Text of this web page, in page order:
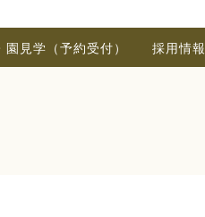
園見学（予約受付） 採用情報